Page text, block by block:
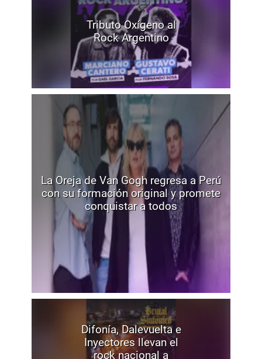
Tributo Oxígeno al
Rock Argentino
La Oreja de Van Gogh regresa a Perú
con su formación original y promete
conquistar a todos
Difonía, Dalevuelta e
Inyectores llevan el
rock nacional a